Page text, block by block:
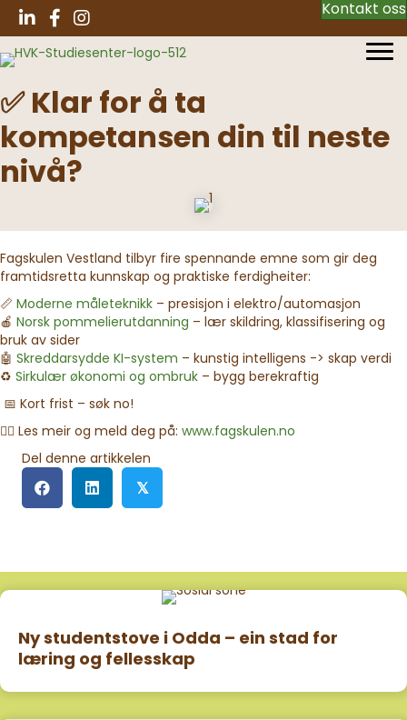
Kontakt oss
✅ Klar for å ta
kompetansen din til neste
nivå?
Fagskulen Vestland tilbyr fire spennande emne som gir deg
framtidsretta kunnskap og praktiske ferdigheiter:
📏 Moderne måleteknikk – presisjon i elektro/automasjon
🍎 Norsk pommelierutdanning – lær skildring, klassifisering og
bruk av sider
🤖 Skreddarsydde KI-system – kunstig intelligens -> skap verdi
♻️ Sirkulær økonomi og ombruk – bygg berekraftig
📅 Kort frist – søk no!
👉🏾 Les meir og meld deg på: www.fagskulen.no
Del denne artikkelen
𝕏
Ny studentstove i Odda – ein stad for
læring og fellesskap